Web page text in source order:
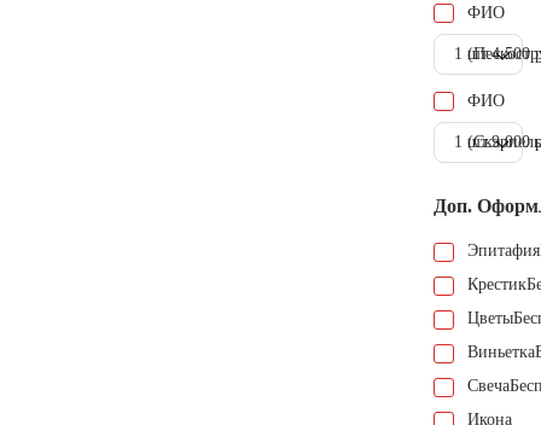
ФИО
1 шт.4.500
ФИО
1 шт.9.000
Доп.
Эпитафия
Крестик
Цветы
Виньетка
Свеча
Икона